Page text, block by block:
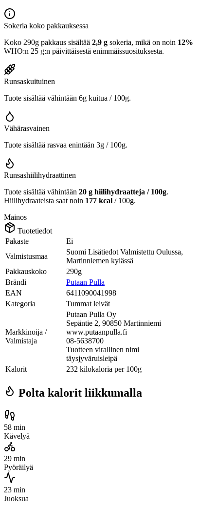
Sokeria koko pakkauksessa
Koko 290g pakkaus sisältää 2,9 g sokeria, mikä on noin 12%
WHO:n 25 g:n päivittäisestä enimmäissuosituksesta.
Runsaskuituinen
Tuote sisältää vähintään 6g kuitua / 100g.
Vähärasvainen
Tuote sisältää rasvaa enintään 3g / 100g.
Runsashiilihydraattinen
Tuote sisältää vähintään 20 g hiilihydraatteja / 100g.
Hiilihydraateista saat noin 177 kcal / 100g.
Mainos
Tuotetiedot
Pakaste
Ei
Valmistusmaa
Suomi Lisätiedot Valmistettu Oulussa,
Martinniemen kylässä
Pakkauskoko
290g
Brändi
Putaan Pulla
EAN
6411090041998
Kategoria
Tummat leivät
Markkinoija /
Valmistaja
Putaan Pulla Oy
Sepäntie 2, 90850 Martinniemi
www.putaanpulla.fi
08-5638700
Tuotteen virallinen nimi
täysjyväruisleipä
Kalorit
232 kilokaloria per 100g
Polta kalorit liikkumalla
58 min
Kävelyä
29 min
Pyöräilyä
23 min
Juoksua